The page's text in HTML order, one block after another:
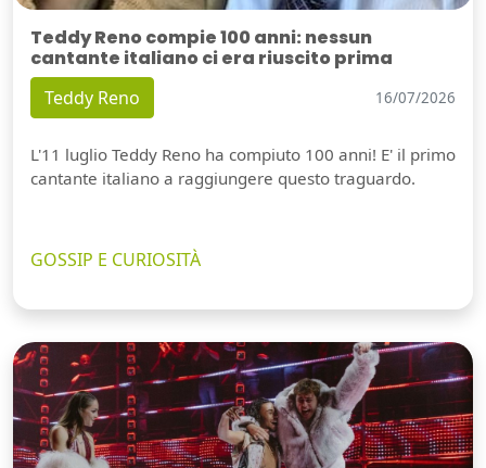
Teddy Reno compie 100 anni: nessun
cantante italiano ci era riuscito prima
Teddy Reno 16/07/2026
L'11 luglio Teddy Reno ha compiuto 100 anni! E' il primo
cantante italiano a raggiungere questo traguardo.
GOSSIP E CURIOSITÀ